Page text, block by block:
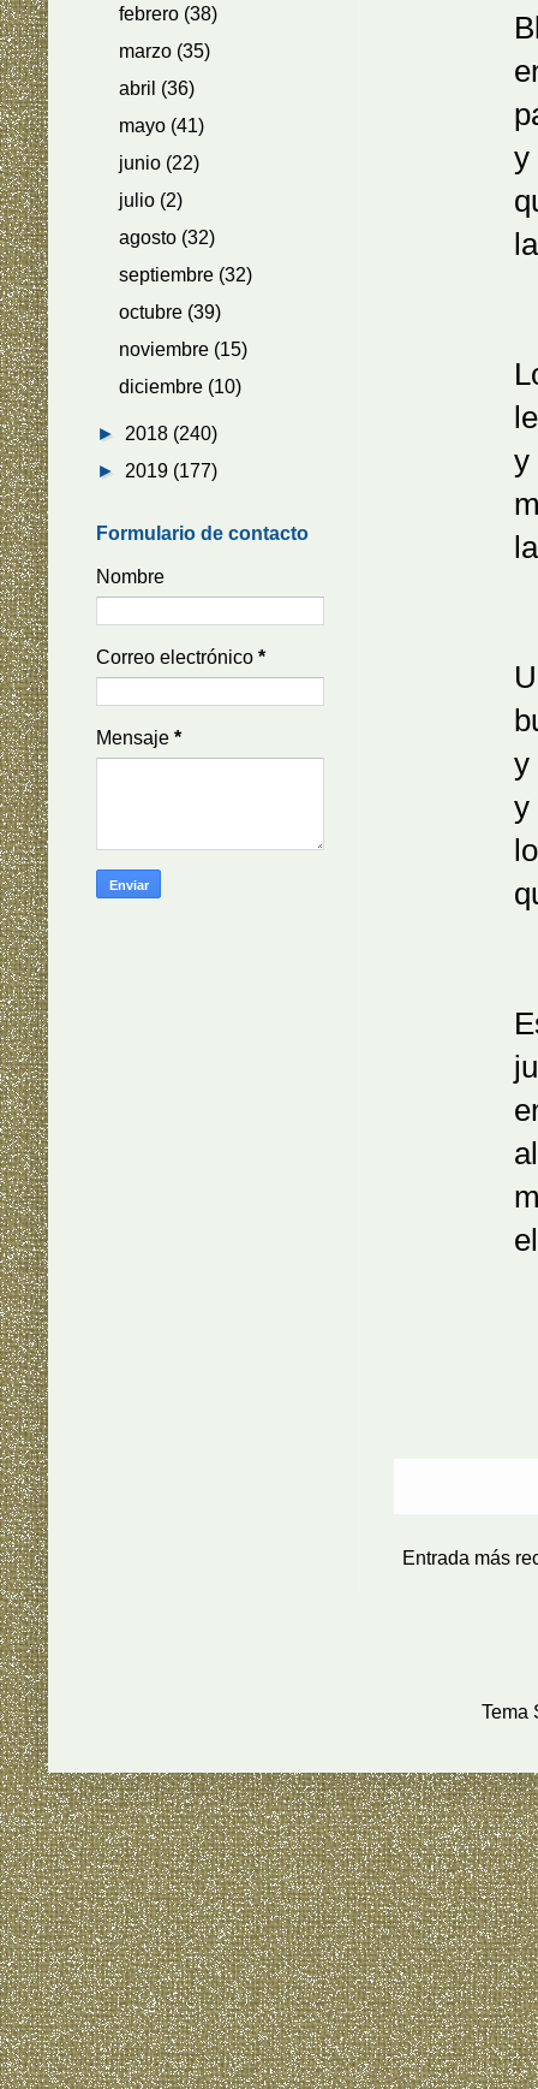
en las
y un
que
las
Los
y
las
Un
y las
y
los
que
Esta
justo
entre
allí
me
el que
Entrada más
febrero (38)
marzo (35)
abril (36)
mayo (41)
junio (22)
julio (2)
agosto (32)
septiembre (32)
octubre (39)
noviembre (15)
diciembre (10)
► 2018 (240)
► 2019 (177)
Formulario de contacto
Nombre
Correo electrónico *
Mensaje *
Tema